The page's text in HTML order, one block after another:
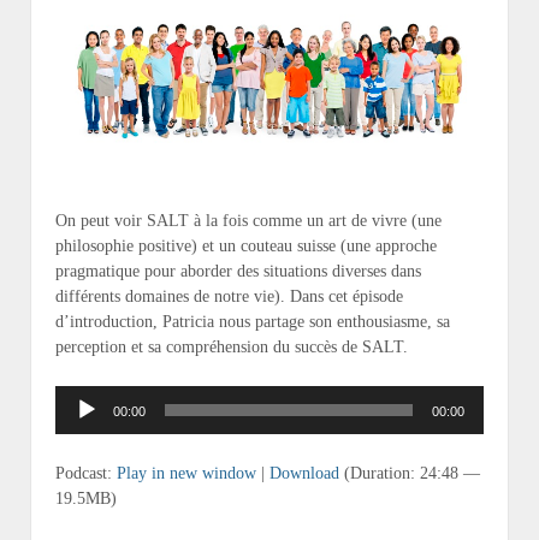
On peut voir SALT à la fois comme un art de vivre (une
philosophie positive) et un couteau suisse (une approche
pragmatique pour aborder des situations diverses dans
différents domaines de notre vie). Dans cet épisode
d’introduction, Patricia nous partage son enthousiasme, sa
perception et sa compréhension du succès de SALT.
Lecteur
audio
00:00 00:00
Podcast: Play in new window Download (Duration: 24:48 —
19.5MB)